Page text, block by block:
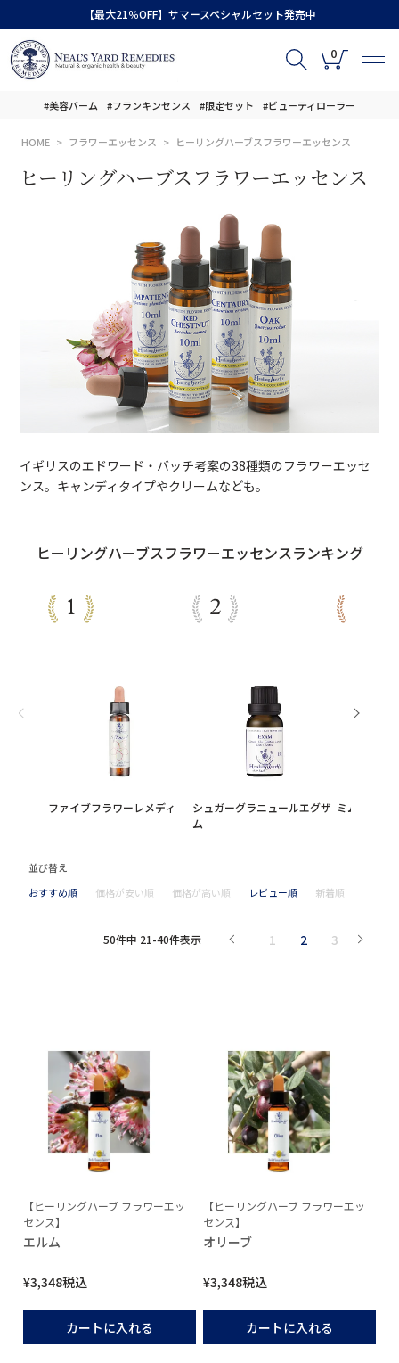
【最大21％OFF】サマースペシャルセット発売中
0
#美容バーム #フランキンセンス #限定セット #ビューティローラー
HOME フラワーエッセンス ヒーリングハーブスフラワーエッセンス
ヒーリングハーブスフラワーエッセンス
イギリスのエドワード・バッチ考案の38種類のフラワーエッセ
ンス。キャンディタイプやクリームなども。
ヒーリングハーブスフラワーエッセンスランキング
ファイブフラワーレメディ
シュガーグラニュールエグザ
ム
ミムラス
並び替え
おすすめ順
価格が安い順 価格が高い順 レビュー順 新着順
50件中 21-40件表示 1 2 3
【ヒーリングハーブ フラワーエッ
センス】
エルム
¥3,348税込
カートに入れる
【ヒーリングハーブ フラワーエッ
センス】
オリーブ
¥3,348税込
カートに入れる